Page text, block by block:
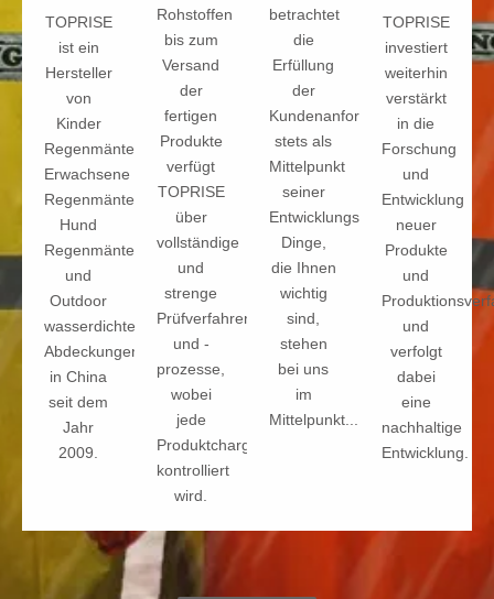
TOPRISE
ist ein
Hersteller
von
Kinder
Regenmäntel,
Erwachsene
Regenmäntel,
Hund
Regenmäntel,
und
Outdoor
wasserdichte
Abdeckungen
in China
seit dem
Jahr
2009.
Rohstoffen
bis zum
Versand
der
fertigen
Produkte
verfügt
TOPRISE
über
vollständige
und
strenge
Prüfverfahren
und -
prozesse,
wobei
jede
Produktcharge
kontrolliert
wird.
betrachtet
die
Erfüllung
der
Kundenanforderungen
stets als
Mittelpunkt
seiner
Entwicklungsphilosophie.
Dinge,
die Ihnen
wichtig
sind,
stehen
bei uns
im
Mittelpunkt...
TOPRISE
investiert
weiterhin
verstärkt
in die
Forschung
und
Entwicklung
neuer
Produkte
und
und
verfolgt
dabei
eine
nachhaltige
Entwicklung.